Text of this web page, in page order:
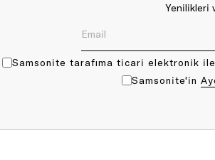
Yenilikleri
Samsonite tarafıma ticari elektronik
Samsonite'in